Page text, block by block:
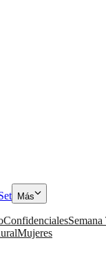
Más
Confidenciales
Mujeres